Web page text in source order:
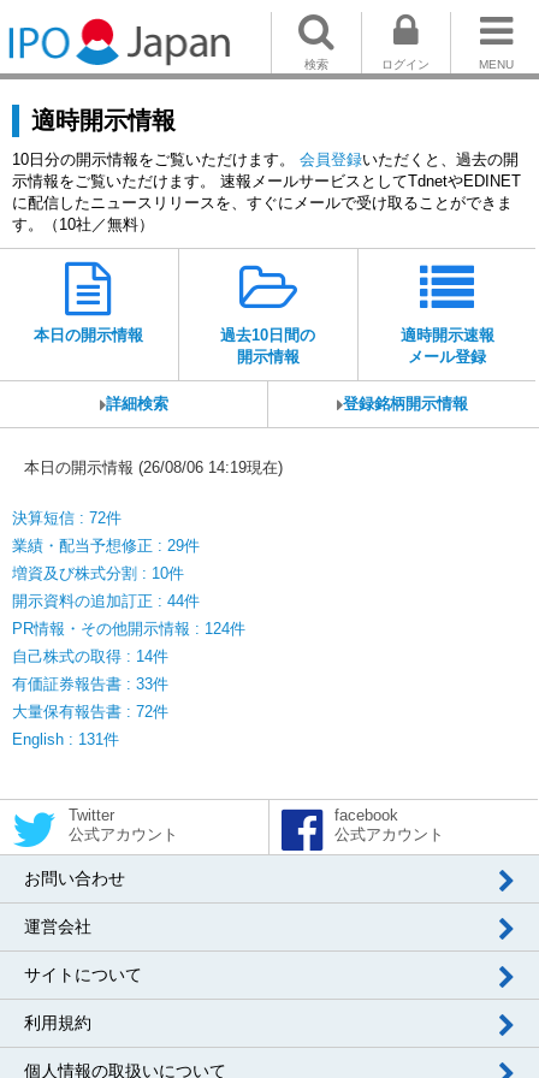
MENU
ログイン
検索
適時開示情報
10日分の開示情報をご覧いただけます。 会員登録いただくと、過去の開
示情報をご覧いただけます。 速報メールサービスとしてTdnetやEDINET
に配信したニュースリリースを、すぐにメールで受け取ることができま
す。（10社／無料）
本日の開示情報
過去10日間の
開示情報
適時開示速報
メール登録
詳細検索 登録銘柄開示情報
本日の開示情報 (26/08/06 14:19現在)
決算短信 : 72件
業績・配当予想修正 : 29件
増資及び株式分割 : 10件
開示資料の追加訂正 : 44件
PR情報・その他開示情報 : 124件
自己株式の取得 : 14件
有価証券報告書 : 33件
大量保有報告書 : 72件
English : 131件
Twitter
公式アカウント
facebook
公式アカウント
お問い合わせ
運営会社
サイトについて
利用規約
個人情報の取扱いについて